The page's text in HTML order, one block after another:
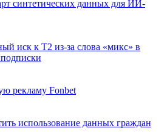
синтетических данных для ИИ-
иск к Т2 из-за слова «микс» в
рекламу Fonbet
использование данных граждан